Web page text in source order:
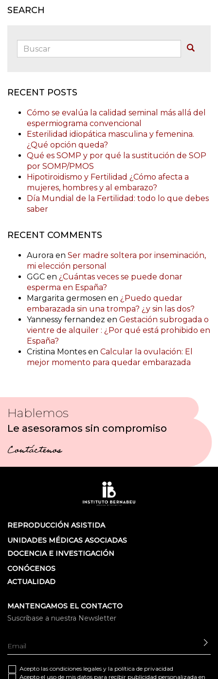
SEARCH
Buscar:
RECENT POSTS
Cómo se evalúa la calidad seminal más allá del
espermiograma convencional
Esterilidad idiopática masculina y femenina.
¿Qué opción queda?
Qué es SOMP y por qué la sustitución de SOP
por SOMP/PMOS
Hipotiroidismo y Fertilidad ¿Cómo afecta a
mujeres, hombres y al embarazo?
Día Mundial de la Fertilidad: todo lo que debes
saber
RECENT COMMENTS
Aurora en Ser madre soltera por inseminación,
mi elección personal
GGC en ¿Cuántas veces se puede donar
esperma en España?
Margarita germosen en ¿Puedo quedar
embarazada sin una trompa? ¿y sin las dos?
Yannessy fernandez en Gestación subrogada o
vientre de alquiler : ¿Por qué está prohibido en
España?
Cristina Montes en Calcular la ovulación: El
mejor momento para quedar embarazada
Hablemos
Le asesoramos sin compromiso
Contáctenos
REPRODUCCIÓN ASISTIDA
UNIDADES MÉDICAS ASOCIADAS
DOCENCIA E INVESTIGACIÓN
CONÓCENOS
ACTUALIDAD
MANTENGAMOS EL CONTACTO
Suscríbase a nuestra Newsletter
Acepto las condiciones legales y la política de privacidad
Acepto el uso de mis datos para recibir publicidad personalizada en